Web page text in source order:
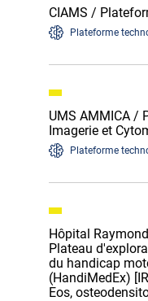
CIAMS /
Plateforme
UMS AMMICA /
Imagerie et
Plateforme
Hôpital
Plateau
du handicap
(HandiMedEx)
Eos,